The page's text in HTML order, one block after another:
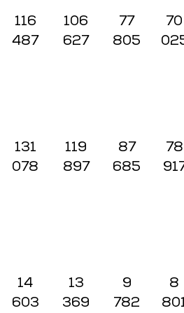
116
487
106
627
77
805
70
131
078
119
897
87
685
78
14
603
13
369
9
782
8